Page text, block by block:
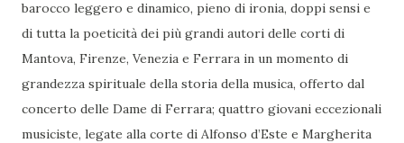
barocco leggero e dinamico, pieno di ironia, doppi sensi e
di tutta la poeticità dei più grandi autori delle corti di
Mantova, Firenze, Venezia e Ferrara in un momento di
grandezza spirituale della storia della musica, offerto dal
concerto delle Dame di Ferrara; quattro giovani eccezionali
musiciste, legate alla corte di Alfonso d’Este e Margherita